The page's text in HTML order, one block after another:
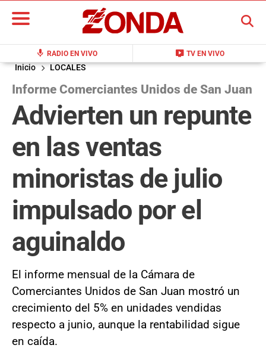
mic RADIO EN VIVO live_tv TV EN VIVO
BUSCAR
Inicio LOCALES
Informe Comerciantes Unidos de San Juan
Advierten un repunte
en las ventas
minoristas de julio
impulsado por el
aguinaldo
El informe mensual de la Cámara de
Comerciantes Unidos de San Juan mostró un
crecimiento del 5% en unidades vendidas
respecto a junio, aunque la rentabilidad sigue
en caída.